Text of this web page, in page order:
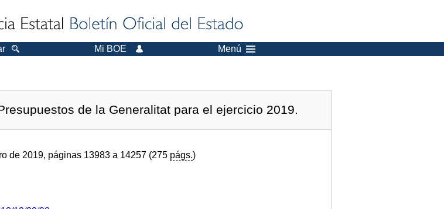
Mi BOE Menú
de la Generalitat para el ejercicio 2019.
de 2019, páginas 13983 a 14257 (275 págs.)